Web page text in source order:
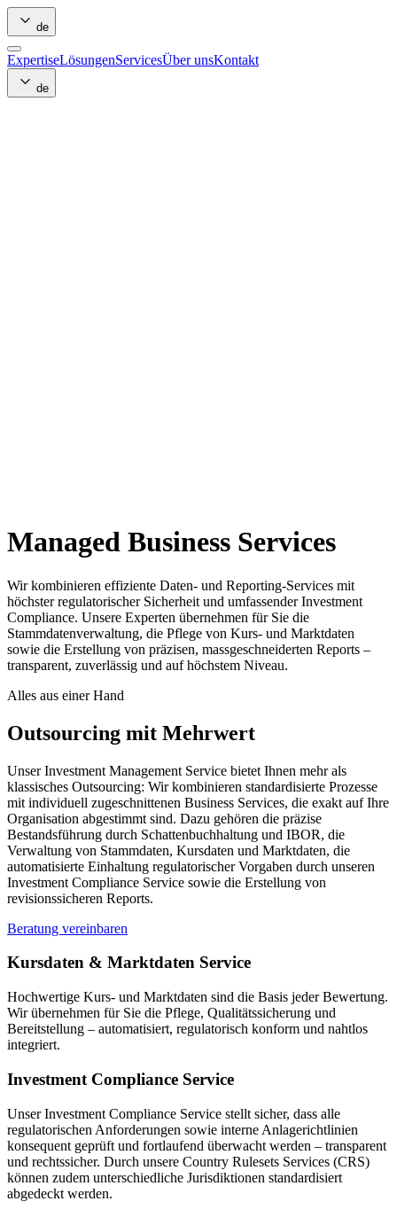
de
ExpertiseLösungenServicesÜber unsKontakt
de
Managed Business Services
Wir kombinieren effiziente Daten- und Reporting-Services mit
höchster regulatorischer Sicherheit und umfassender Investment
Compliance. Unsere Experten übernehmen für Sie die
Stammdatenverwaltung, die Pflege von Kurs- und Marktdaten
sowie die Erstellung von präzisen, massgeschneiderten Reports –
transparent, zuverlässig und auf höchstem Niveau.
Alles aus einer Hand
Outsourcing mit Mehrwert
Unser Investment Management Service bietet Ihnen mehr als
klassisches Outsourcing: Wir kombinieren standardisierte Prozesse
mit individuell zugeschnittenen Business Services, die exakt auf Ihre
Organisation abgestimmt sind. Dazu gehören die präzise
Bestandsführung durch Schattenbuchhaltung und IBOR, die
Verwaltung von Stammdaten, Kursdaten und Marktdaten, die
automatisierte Einhaltung regulatorischer Vorgaben durch unseren
Investment Compliance Service sowie die Erstellung von
revisionssicheren Reports.
Beratung vereinbaren
Kursdaten & Marktdaten Service
Hochwertige Kurs- und Marktdaten sind die Basis jeder Bewertung.
Wir übernehmen für Sie die Pflege, Qualitätssicherung und
Bereitstellung – automatisiert, regulatorisch konform und nahtlos
integriert.
Investment Compliance Service
Unser Investment Compliance Service stellt sicher, dass alle
regulatorischen Anforderungen sowie interne Anlagerichtlinien
konsequent geprüft und fortlaufend überwacht werden – transparent
und rechtssicher. Durch unsere Country Rulesets Services (CRS)
können zudem unterschiedliche Jurisdiktionen standardisiert
abgedeckt werden.